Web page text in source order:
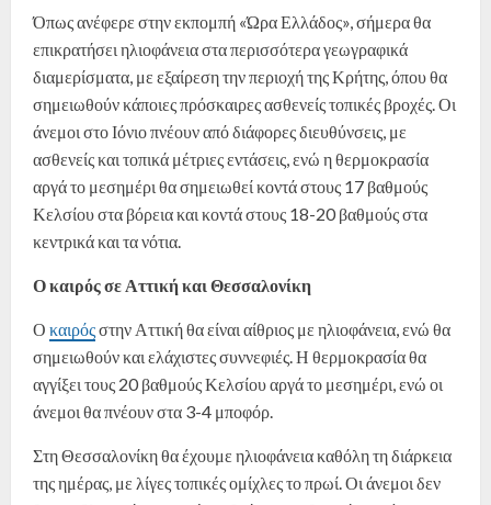
Όπως ανέφερε στην εκπομπή «Ώρα Ελλάδος», σήμερα θα
επικρατήσει ηλιοφάνεια στα περισσότερα γεωγραφικά
διαμερίσματα, με εξαίρεση την περιοχή της Κρήτης, όπου θα
σημειωθούν κάποιες πρόσκαιρες ασθενείς τοπικές βροχές. Οι
άνεμοι στο Ιόνιο πνέουν από διάφορες διευθύνσεις, με
ασθενείς και τοπικά μέτριες εντάσεις, ενώ η θερμοκρασία
αργά το μεσημέρι θα σημειωθεί κοντά στους 17 βαθμούς
Κελσίου στα βόρεια και κοντά στους 18-20 βαθμούς στα
κεντρικά και τα νότια.
Ο καιρός σε Αττική και Θεσσαλονίκη
Ο καιρόςστην Αττική θα είναι αίθριος με ηλιοφάνεια, ενώ θα
σημειωθούν και ελάχιστες συννεφιές. Η θερμοκρασία θα
αγγίξει τους 20 βαθμούς Κελσίου αργά το μεσημέρι, ενώ οι
άνεμοι θα πνέουν στα 3-4 μποφόρ.
Στη Θεσσαλονίκη θα έχουμε ηλιοφάνεια καθόλη τη διάρκεια
της ημέρας, με λίγες τοπικές ομίχλες το πρωί. Οι άνεμοι δεν